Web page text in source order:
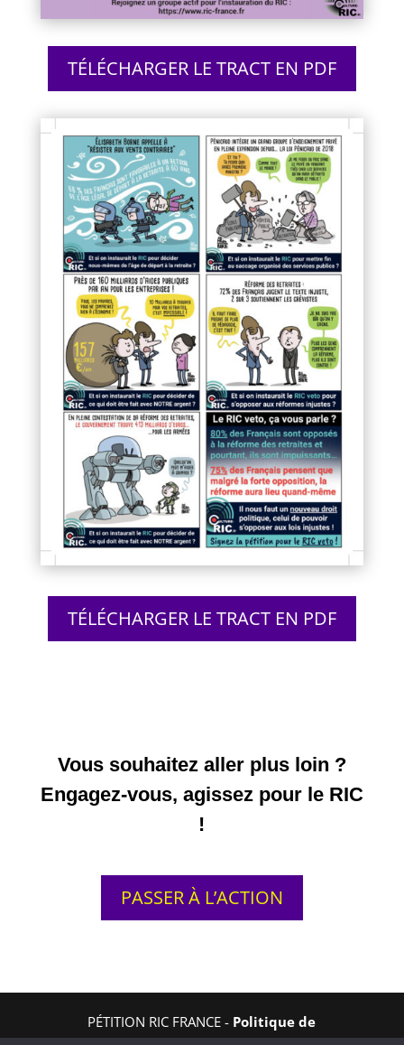
TÉLÉCHARGER LE TRACT EN PDF
TÉLÉCHARGER LE TRACT EN PDF
Vous souhaitez aller plus loin ?
Engagez-vous, agissez pour le RIC
!
PASSER À L’ACTION
PÉTITION RIC FRANCE - Politique de